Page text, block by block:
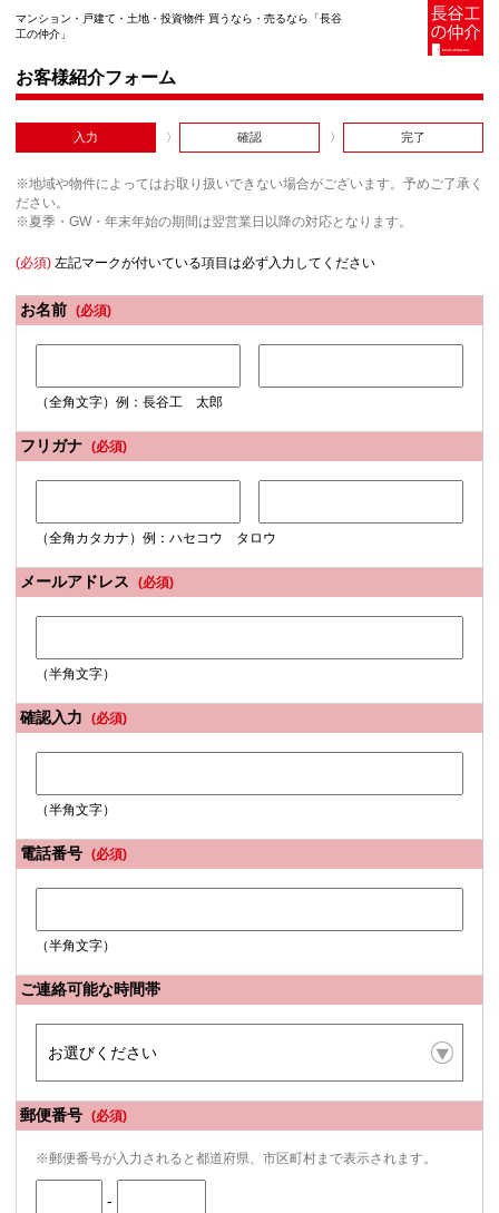
マンション・戸建て・土地・投資物件 買うなら・売るなら「長谷
工の仲介」
お客様紹介フォーム
入力 確認 完了
※地域や物件によってはお取り扱いできない場合がございます。予めご了承く
ださい。
※夏季・GW・年末年始の期間は翌営業日以降の対応となります。
(必須) 左記マークが付いている項目は必ず入力してください
お名前 (必須)
（全角文字）例：長谷工 太郎
フリガナ (必須)
（全角カタカナ）例：ハセコウ タロウ
メールアドレス (必須)
（半角文字）
確認入力 (必須)
（半角文字）
電話番号 (必須)
（半角文字）
ご連絡可能な時間帯
郵便番号 (必須)
※郵便番号が入力されると都道府県、市区町村まで表示されます。
-